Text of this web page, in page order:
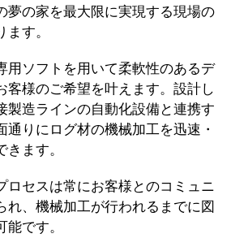
夢の家を最大限に実現する現場の
す。
用ソフトを用いて柔軟性のあるデ
客様のご希望を叶えます。設計し
製造ラインの自動化設備と連携す
通りにログ材の機械加工を迅速・
ます。
ロセスは常にお客様とのコミュニ
れ、機械加工が行われるまでに図
です。